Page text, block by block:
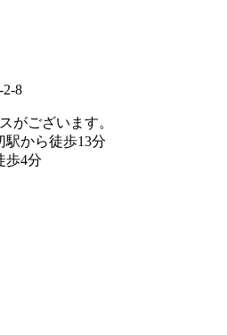
8
がございます。
駅から徒歩13分
歩4分